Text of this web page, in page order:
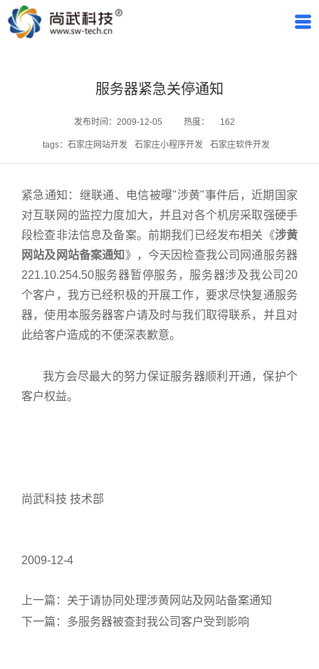
服务器紧急关停通知
发布时间：2009-12-05 热度： 162
tags： 石家庄网站开发 石家庄小程序开发 石家庄软件开发
紧急通知：继联通、电信被曝"涉黄"事件后，近期国家
对互联网的监控力度加大，并且对各个机房采取强硬手
段检查非法信息及备案。前期我们已经发布相关《涉黄
网站及网站备案通知 》，今天因检查我公司网通服务器
221.10.254.50服务器暂停服务，服务器涉及我公司20
个客户，我方已经积极的开展工作，要求尽快复通服务
器，使用本服务器客户请及时与我们取得联系，并且对
此给客户造成的不便深表歉意。
我方会尽最大的努力保证服务器顺利开通，保护个
客户权益。
尚武科技 技术部
2009-12-4
上一篇： 关于请协同处理涉黄网站及网站备案通知
下一篇： 多服务器被查封我公司客户受到影响